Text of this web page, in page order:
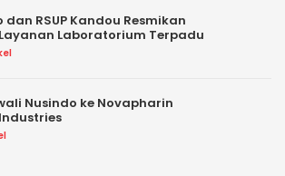
RSUP Kandou Resmikan
Laboratorium Terpadu
Nusindo ke Novapharin